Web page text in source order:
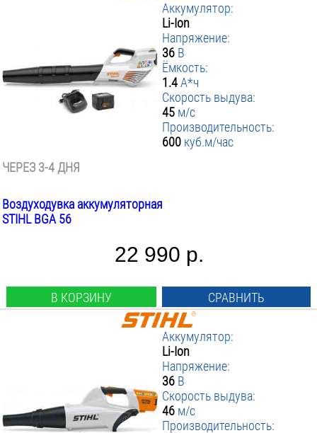
Аккумулятор:
Li-Ion
Напряжение:
36 В
Ёмкость:
1.4А*ч
Скорость выдува:
45 м/с
Производительность:
600 куб.м/час
ЧЕРЕЗ 3-4 ДНЯ
Воздуходувка аккумуляторная
STIHL BGA 56
22 990 р.
В КОРЗИНУ СРАВНИТЬ
Аккумулятор:
Li-Ion
Напряжение:
36 В
Скорость выдува:
46 м/с
Производительность: